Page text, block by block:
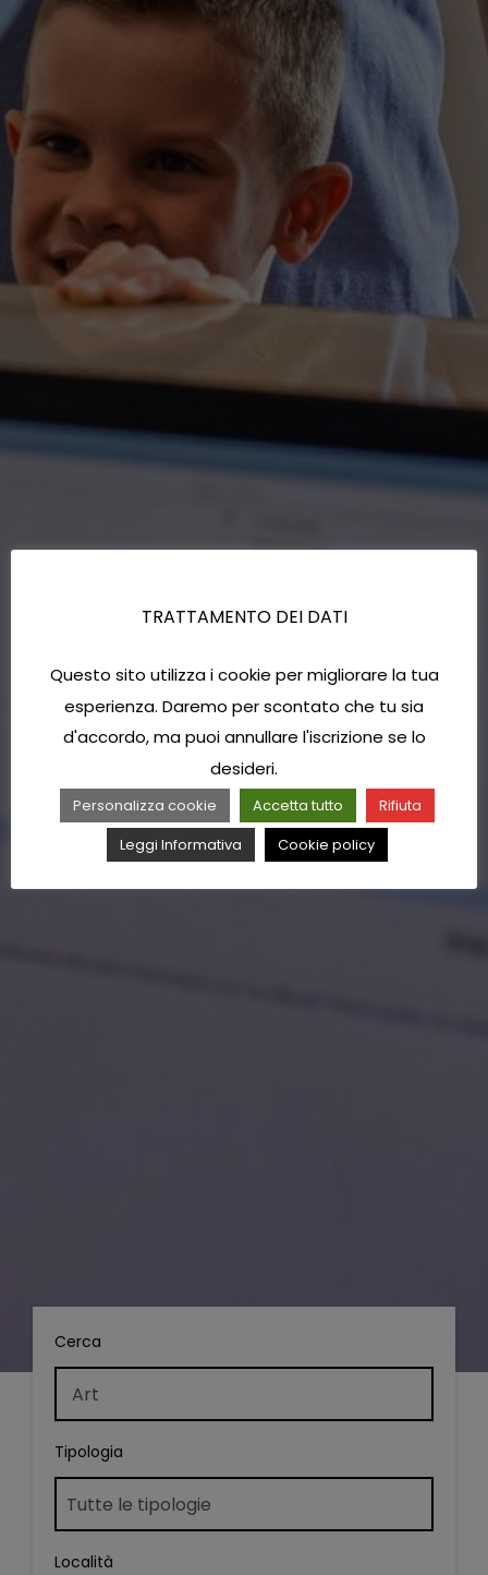
Cerca
Tipologia
Località
TRATTAMENTO DEI DATI
Questo sito utilizza i cookie per migliorare la tua
esperienza. Daremo per scontato che tu sia
d'accordo, ma puoi annullare l'iscrizione se lo
desideri.
Personalizza cookie Accetta tutto
Rifiuta
Leggi Informativa
Cookie policy